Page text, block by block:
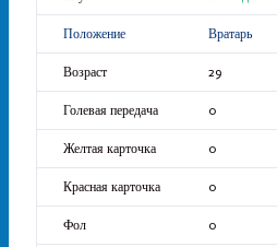
Вратарь
29
0
0
0
0